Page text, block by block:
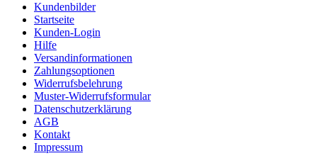
Kundenbilder
Startseite
Kunden-Login
Hilfe
Versandinformationen
Zahlungsoptionen
Widerrufsbelehrung
Muster-Widerrufsformular
Datenschutzerklärung
AGB
Kontakt
Impressum